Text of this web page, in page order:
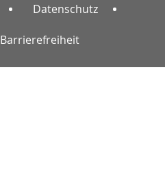
Datenschutz
Barrierefreiheit